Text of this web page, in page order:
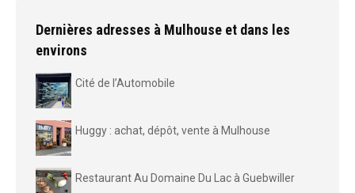
Dernières adresses à Mulhouse et dans les
environs
Cité de l’Automobile
Huggy : achat, dépôt, vente à Mulhouse
Restaurant Au Domaine Du Lac à Guebwiller